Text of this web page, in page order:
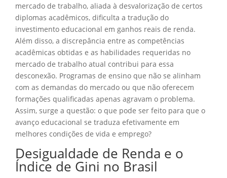
mercado de trabalho, aliada à desvalorização de certos
diplomas acadêmicos, dificulta a tradução do
investimento educacional em ganhos reais de renda.
Além disso, a discrepância entre as competências
acadêmicas obtidas e as habilidades requeridas no
mercado de trabalho atual contribui para essa
desconexão. Programas de ensino que não se alinham
com as demandas do mercado ou que não oferecem
formações qualificadas apenas agravam o problema.
Assim, surge a questão: o que pode ser feito para que o
avanço educacional se traduza efetivamente em
melhores condições de vida e emprego?
Desigualdade de Renda e o
Índice de Gini no Brasil